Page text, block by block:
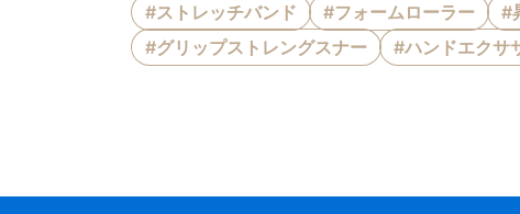
#ストレッチバンド
#フォームローラー #
#グリップストレングスナー
#ハンドエクサ